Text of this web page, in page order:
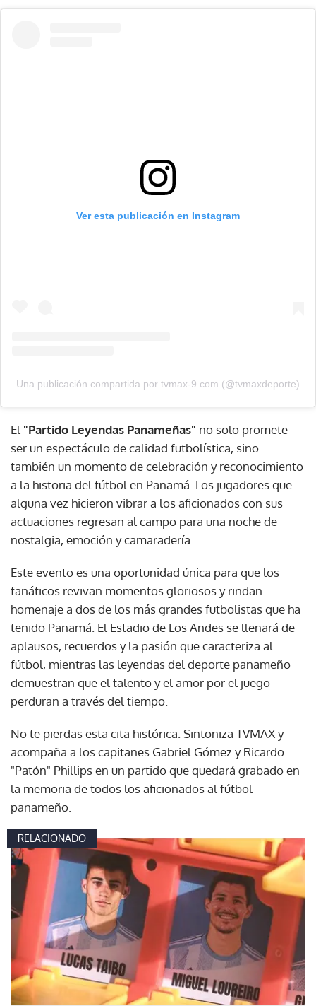
Gracias por suscribirte a nuestro boletín.
Ver esta publicación en Instagram
Una publicación compartida por tvmax-9.com (@tvmaxdeporte)
El "Partido Leyendas Panameñas" no solo promete
ser un espectáculo de calidad futbolística, sino
también un momento de celebración y reconocimiento
a la historia del fútbol en Panamá. Los jugadores que
alguna vez hicieron vibrar a los aficionados con sus
actuaciones regresan al campo para una noche de
nostalgia, emoción y camaradería.
Este evento es una oportunidad única para que los
fanáticos revivan momentos gloriosos y rindan
homenaje a dos de los más grandes futbolistas que ha
tenido Panamá. El Estadio de Los Andes se llenará de
aplausos, recuerdos y la pasión que caracteriza al
fútbol, mientras las leyendas del deporte panameño
demuestran que el talento y el amor por el juego
perduran a través del tiempo.
No te pierdas esta cita histórica. Sintoniza TVMAX y
acompaña a los capitanes Gabriel Gómez y Ricardo
"Patón" Phillips en un partido que quedará grabado en
la memoria de todos los aficionados al fútbol
panameño.
RELACIONADO